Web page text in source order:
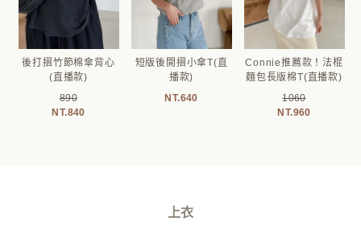
後打摺竹節棉傘背心
(直播款)
890
840
短版後開摺小傘T(直
播款)
640
Connie推薦款！法棍
麵包長版棉T(直播款)
1060
960
上衣